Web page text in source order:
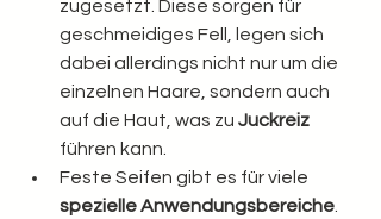
zugesetzt. Diese sorgen für
geschmeidiges Fell, legen sich
dabei allerdings nicht nur um die
einzelnen Haare, sondern auch
auf die Haut, was zu Juckreiz
führen kann.
Feste Seifen gibt es für viele
spezielle Anwendungsbereiche